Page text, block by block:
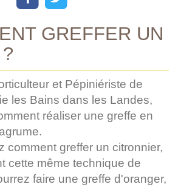
GREFFER UN
et Pépiniériste de
les Bains dans les Landes,
réaliser une greffe en
comment greffer un citronnier,
cette même technique de
faire une greffe d'oranger,